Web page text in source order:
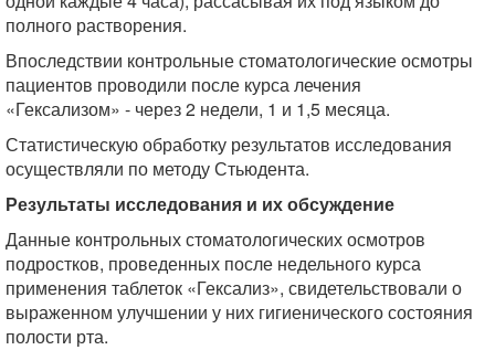
полного растворения.
Впоследствии контрольные стоматологические осмотры
пациентов проводили после курса лечения
«Гексализом» - через 2 недели, 1 и 1,5 месяца.
Статистическую обработку результатов исследования
осуществляли по методу Стьюдента.
Результаты исследования и их обсуждение
Данные контрольных стоматологических осмотров
подростков, проведенных после недельного курса
применения таблеток «Гексализ», свидетельствовали о
выраженном улучшении у них гигиенического состояния
полости рта.